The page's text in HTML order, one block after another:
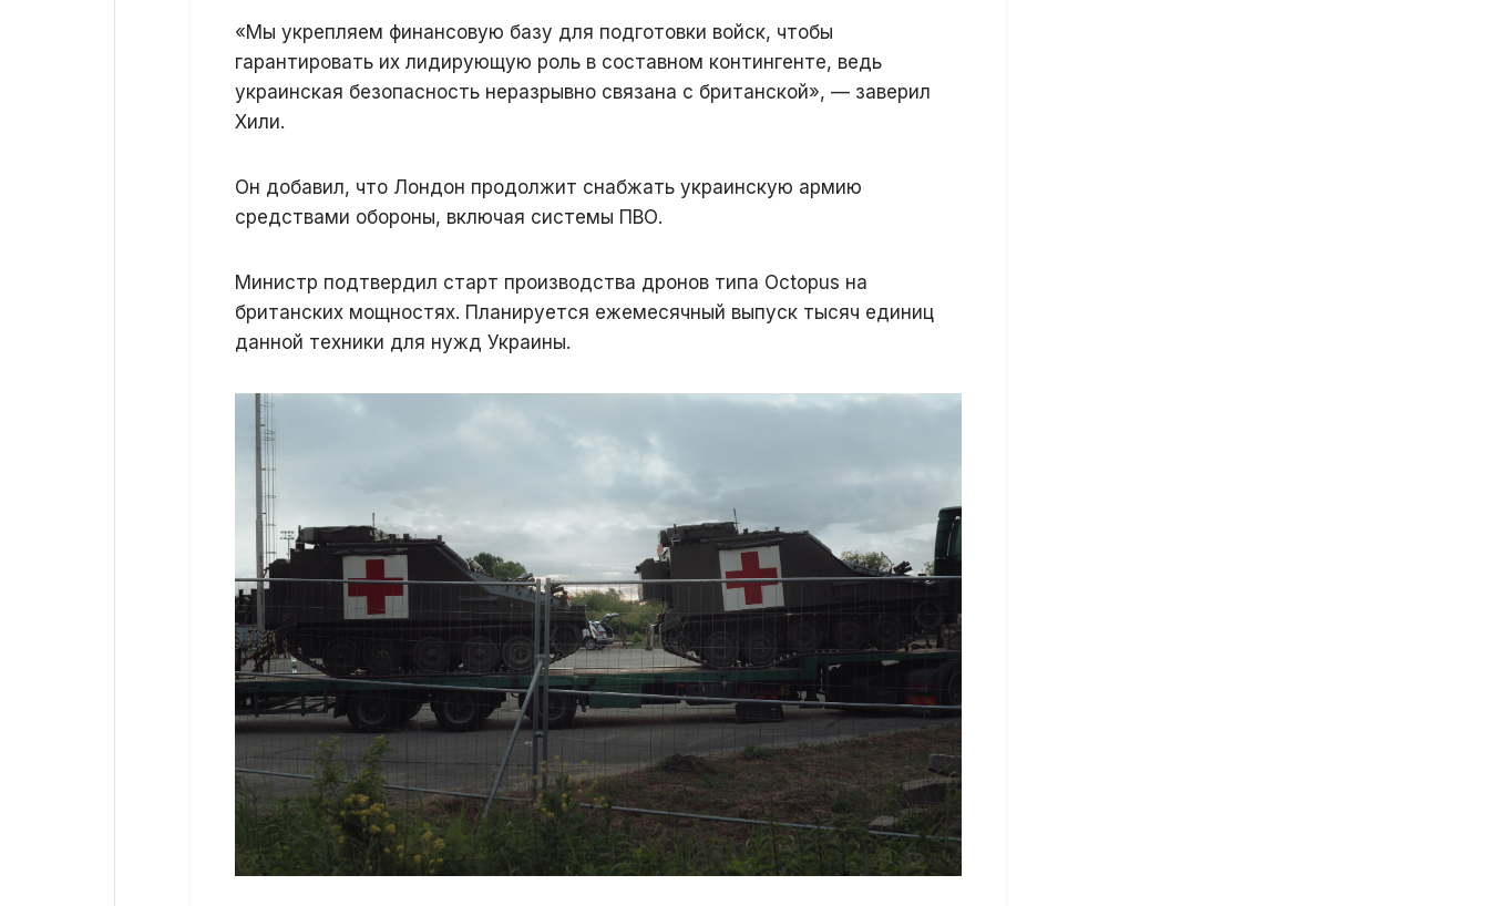
«Мы укрепляем финансовую базу для подготовки войск, чтобы
гарантировать их лидирующую роль в составном контингенте, ведь
украинская безопасность неразрывно связана с британской», — заверил
Хили.
Он добавил, что Лондон продолжит снабжать украинскую армию
средствами обороны, включая системы ПВО.
Министр подтвердил старт производства дронов типа Octopus на
британских мощностях. Планируется ежемесячный выпуск тысяч единиц
данной техники для нужд Украины.